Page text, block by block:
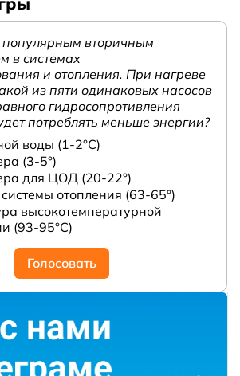
популярным вторичным
в системах
и отопления. При нагреве
из пяти одинаковых насосов
гидросопротивления
потреблять меньше энергии?
воды (1-2°С)
(3-5°)
для ЦОД (20-22°)
отопления (63-65°)
высокотемпературной
(93-95°С)
Голосовать